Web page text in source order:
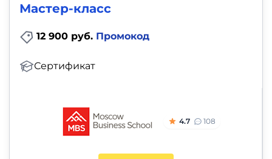
Мастер-класс
12 900 руб. Промокод
Сертификат
4.7 108